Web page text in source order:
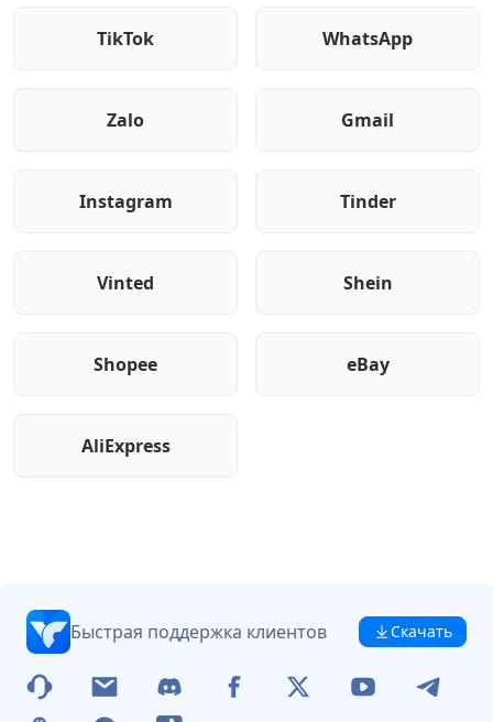
TikTok WhatsApp
Zalo Gmail
Instagram Tinder
Vinted Shein
Shopee eBay
AliExpress
Быстрая поддержка клиентов Скачать